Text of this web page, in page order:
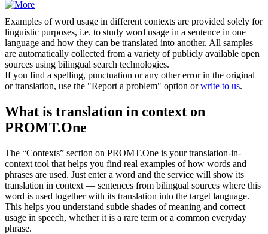
Examples of word usage in different contexts are provided solely for
linguistic purposes, i.e. to study word usage in a sentence in one
language and how they can be translated into another. All samples
are automatically collected from a variety of publicly available open
sources using bilingual search technologies.
If you find a spelling, punctuation or any other error in the original
or translation, use the "Report a problem" option orwrite to us.
What is translation in context on
PROMT.One
The “Contexts” section on PROMT.One is your translation-in-
context tool that helps you find real examples of how words and
phrases are used. Just enter a word and the service will show its
translation in context — sentences from bilingual sources where this
word is used together with its translation into the target language.
This helps you understand subtle shades of meaning and correct
usage in speech, whether it is a rare term or a common everyday
phrase.